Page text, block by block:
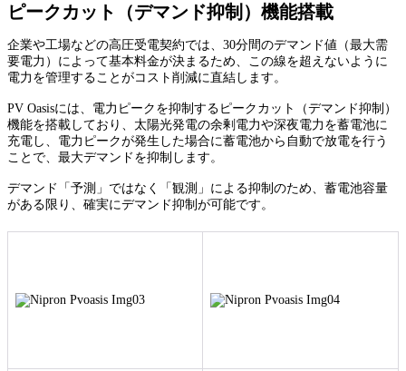
ピークカット（デマンド抑制）機能搭載
企業や工場などの高圧受電契約では、30分間のデマンド値（最大需
要電力）によって基本料金が決まるため、この線を超えないように
電力を管理することがコスト削減に直結します。
PV Oasisには、電力ピークを抑制するピークカット（デマンド抑制）
機能を搭載しており、太陽光発電の余剰電力や深夜電力を蓄電池に
充電し、電力ピークが発生した場合に蓄電池から自動で放電を行う
ことで、最大デマンドを抑制します。
デマンド「予測」ではなく「観測」による抑制のため、蓄電池容量
がある限り、確実にデマンド抑制が可能です。